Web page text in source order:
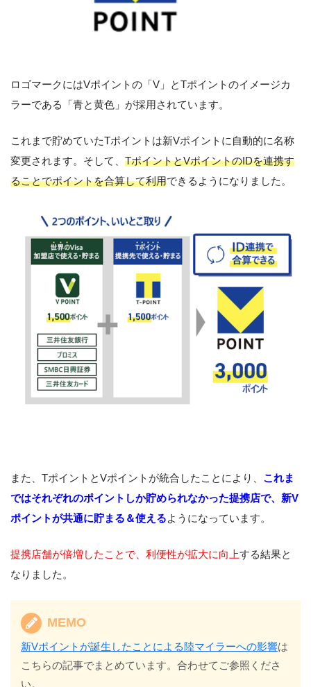
ロゴマークにはVポイントの「V」とTポイントのイメージカ
ラーである「青と黄色」が採用されています。
これまで貯めていたTポイントは新Vポイントに自動的に名称
変更されます。そして、 TポイントとVポイントのIDを連携す
ることでポイントを合算して利用できるようになりました。
また、TポイントとVポイントが統合したことにより、 これま
ではそれぞれのポイントしか貯められなかった提携店で、新V
ポイントが共通に貯まる＆使えるようになっています。
提携店舗が倍増したことで、利便性が拡大に向上する結果と
なりました。
MEMO
新Vポイントが誕生したことによる陸マイラーへの影響は
こちらの記事でまとめています。合わせてご参照くださ
い。